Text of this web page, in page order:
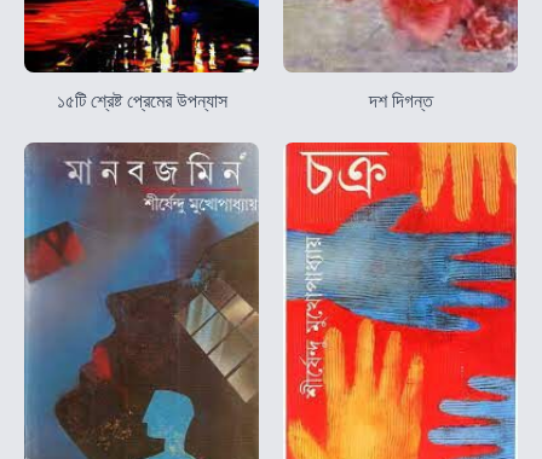
১৫টি শ্রেষ্ট প্রেমের উপন্যাস দশ দিগন্ত